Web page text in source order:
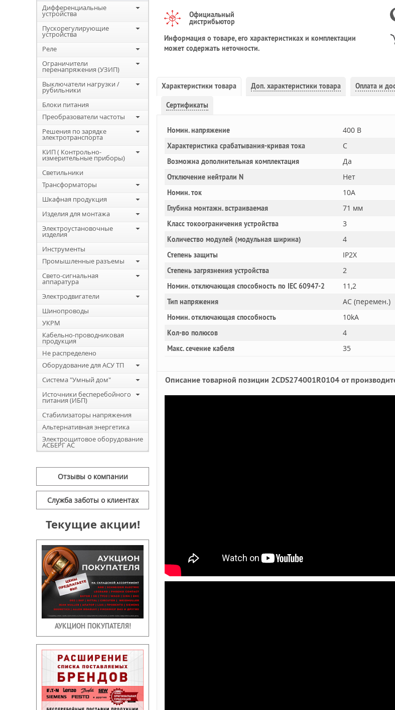
Дифференциальные
устройства
Пускорегулирующие
устройства
Реле
Ограничители
перенапряжения (УЗИП)
Выключатели нагрузки /
рубильники
Блоки питания
Преобразователи частоты
Решения по зарядке
электротранспорта
КИП ( Контрольно-
измерительные приборы)
Светильники
Трансформаторы
Шкафная продукция
Изделия для монтажа
Электроустановочные
изделия
Инструменты
Промышленные разъемы
Свето-сигнальная
аппаратура
Электродвигатели
Шинопроводы
УКРМ
Кабельно-проводниковая
продукция
Не распределено
Оборудование для АСУ ТП
Система "Умный дом"
Источники бесперебойного
питания (ИБП)
Стабилизаторы напряжения
Альтернативная энергетика
Электрощитовое оборудование
АСБЕРГ АС
Отзывы о компании
Служба заботы о клиентах
Текущие акции!
АУКЦИОН ПОКУПАТЕЛЯ!
Официальный
дистрибьютор
Информация о товаре, его характеристиках и комплектации
может содержать неточности.
Характеристики товара Доп. характеристики товара Оплата и
Сертификаты
Номин. напряжение 400 В
Характеристика срабатывания-кривая тока C
Возможна дополнительная комплектация Да
Отключение нейтрали N Нет
Номин. ток 10A
Глубина монтажн. встраиваемая 71 мм
Класс токоограничения устройства 3
Количество модулей (модульная ширина) 4
Степень защиты IP2X
Степень загрязнения устройства 2
Номин. отключающая способность по IEC 60947-2 11,2
Тип напряжения AC (перемен.)
Номин. отключающая способность 10kA
Кол-во полюсов 4
Макс. сечение кабеля 35
Описание товарной позиции 2CDS274001R0104 от